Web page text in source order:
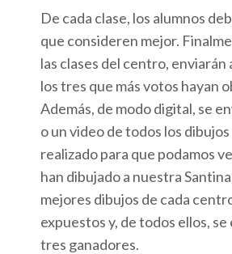
De cada clase, los alumnos
que consideren mejor.
las clases del centro, enviarán
los tres que más votos hayan
Además, de modo digital, se
o un video de todos los
realizado para que podamos
han dibujado a nuestra
mejores dibujos de cada
expuestos y, de todos ellos, se
tres ganadores.